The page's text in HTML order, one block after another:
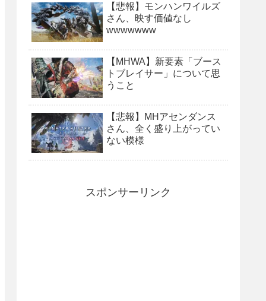
【悲報】モンハンワイルズ
さん、映す価値なし
wwwwwww
【MHWA】新要素「ブース
トブレイサー」について思
うこと
【悲報】MHアセンダンス
さん、全く盛り上がってい
ない模様
スポンサーリンク